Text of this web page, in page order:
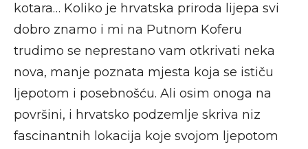
kotara… Koliko je hrvatska priroda lijepa svi
dobro znamo i mi na Putnom Koferu
trudimo se neprestano vam otkrivati neka
nova, manje poznata mjesta koja se ističu
ljepotom i posebnošću. Ali osim onoga na
površini, i hrvatsko podzemlje skriva niz
fascinantnih lokacija koje svojom ljepotom